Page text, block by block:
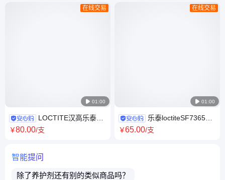
 01:00
在线交易
LOCTITE汉高乐泰
271螺纹锁固剂 250ML粘接剂
￥80.00/支
 01:00
在线交易
乐泰loctiteSF7365通
用型清洗剂 油污金属碎屑工业
￥65.00/支
智能提问
除了养护剂 还有别的类似商品吗？